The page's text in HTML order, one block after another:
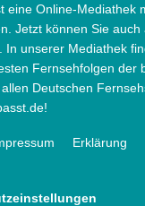
eine Online-Mediathek
Jetzt können Sie auch
In unserer Mediathek
Fernsehfolgen der
Deutschen
Erklärung